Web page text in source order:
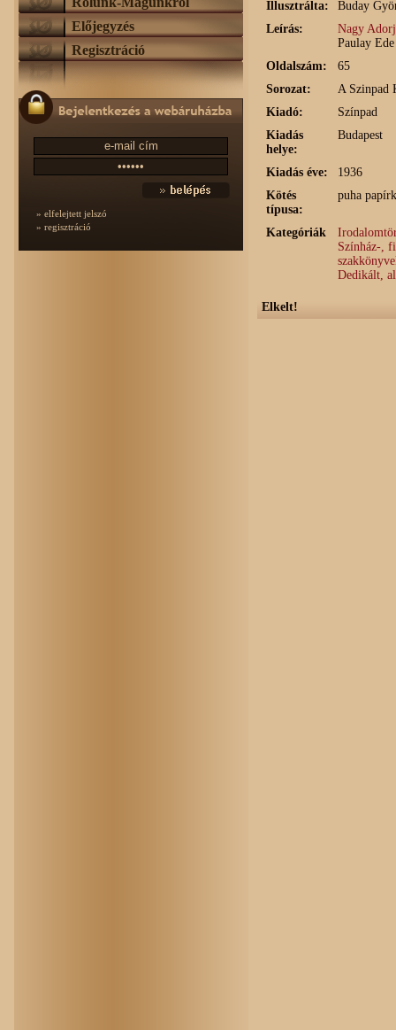
Előjegyzés
Regisztráció
» elfelejtett jelszó
» regisztráció
Illusztrálta:
Buday
Leírás:
Nagy
Paulay
Oldalszám:
65
Sorozat:
A Szinpad
Kiadó:
Színpad
Kiadás
helye:
Budapest
Kiadás éve:
1936
Kötés
típusa:
puha
Kategóriák
Színház-,
Dedikált,
Elkelt!